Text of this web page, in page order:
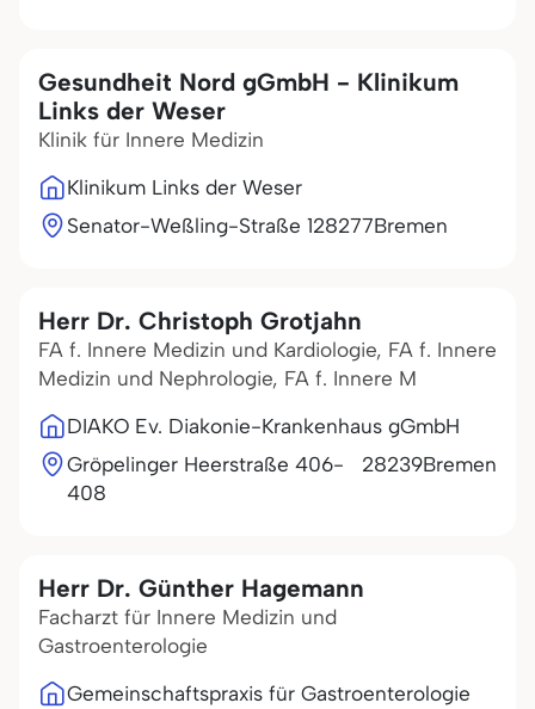
Gesundheit Nord gGmbH - Klinikum
Links der Weser
Klinik für Innere Medizin
Klinikum Links der Weser
Senator-Weßling-Straße 128277Bremen
Herr Dr. Christoph Grotjahn
FA f. Innere Medizin und Kardiologie, FA f. Innere
Medizin und Nephrologie, FA f. Innere M
DIAKO Ev. Diakonie-Krankenhaus gGmbH
Gröpelinger Heerstraße 406-
408
28239Bremen
Herr Dr. Günther Hagemann
Facharzt für Innere Medizin und
Gastroenterologie
Gemeinschaftspraxis für Gastroenterologie